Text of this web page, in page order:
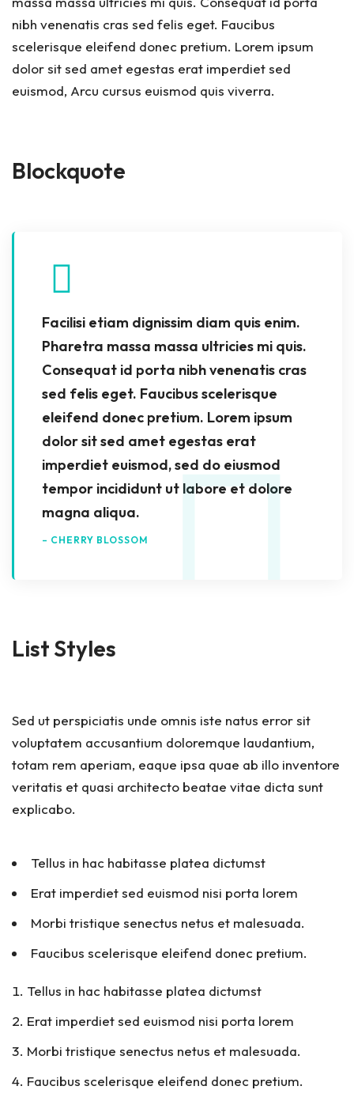
nibh venenatis cras sed felis eget. Faucibus
scelerisque eleifend donec pretium. Lorem ipsum
dolor sit sed amet egestas erat imperdiet sed
euismod, Arcu cursus euismod quis viverra.
Blockquote
Facilisi etiam dignissim diam quis enim.
Pharetra massa massa ultricies mi quis.
Consequat id porta nibh venenatis cras
sed felis eget. Faucibus scelerisque
eleifend donec pretium. Lorem ipsum
dolor sit sed amet egestas erat
imperdiet euismod, sed do eiusmod
tempor incididunt ut labore et dolore
magna aliqua.
– CHERRY BLOSSOM
List Styles
Sed ut perspiciatis unde omnis iste natus error sit
voluptatem accusantium doloremque laudantium,
totam rem aperiam, eaque ipsa quae ab illo inventore
veritatis et quasi architecto beatae vitae dicta sunt
explicabo.
Tellus in hac habitasse platea dictumst
Erat imperdiet sed euismod nisi porta lorem
Morbi tristique senectus netus et malesuada.
Faucibus scelerisque eleifend donec pretium.
Tellus in hac habitasse platea dictumst
Erat imperdiet sed euismod nisi porta lorem
Morbi tristique senectus netus et malesuada.
Faucibus scelerisque eleifend donec pretium.